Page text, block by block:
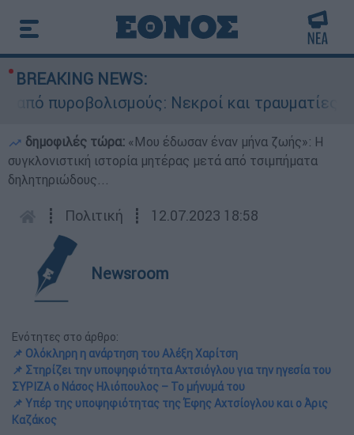
BREAKING NEWS:
Νεκροί και τραυματίες
δημοφιλές τώρα: «Μου έδωσαν έναν μήνα ζωής»: Η
συγκλονιστική ιστορία μητέρας μετά από τσιμπήματα
δηλητηριώδους...
┋ Πολιτική ┋ 12.07.2023 18:58
Newsroom
Ενότητες στο άρθρο:
📌 Ολόκληρη η ανάρτηση του Αλέξη Χαρίτση
📌 Στηρίζει την υποψηφιότητα Αχτσιόγλου για την ηγεσία του
ΣΥΡΙΖΑ ο Νάσος Ηλιόπουλος – Το μήνυμά του
📌 Υπέρ της υποψηφιότητας της Έφης Αχτσίογλου και ο Άρις
Καζάκος